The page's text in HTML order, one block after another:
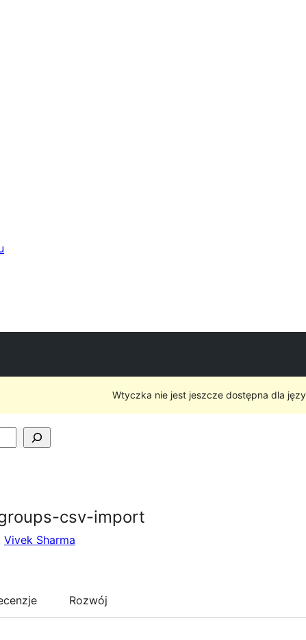
Wtyczka nie jest jeszcze dostępna dla
csv-import
Vivek Sharma
Rozwój